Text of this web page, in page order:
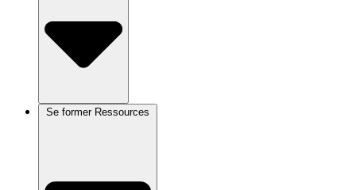
Se former